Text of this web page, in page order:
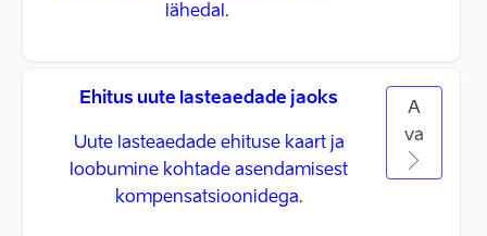
lähedal.
Ehitus uute lasteaedade jaoks
Uute lasteaedade ehituse kaart ja
loobumine kohtade asendamisest
kompensatsioonidega.
A
va